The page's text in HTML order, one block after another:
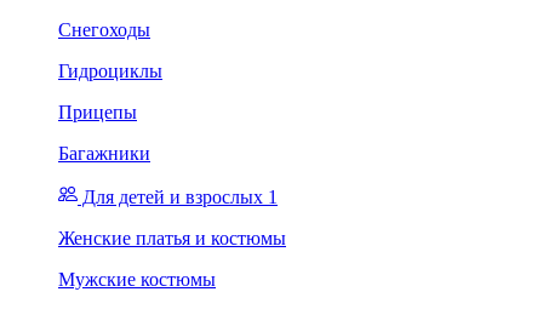
Снегоходы
Гидроциклы
Прицепы
Багажники
Для детей и взрослых 1
Женские платья и костюмы
Мужские костюмы